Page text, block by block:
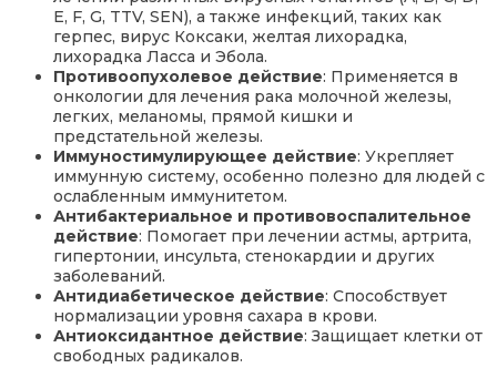
E, F, G, TTV, SEN), а также инфекций, таких как
герпес, вирус Коксаки, желтая лихорадка,
лихорадка Ласса и Эбола.
Противоопухолевое действие: Применяется в
онкологии для лечения рака молочной железы,
легких, меланомы, прямой кишки и
предстательной железы.
Иммуностимулирующее действие: Укрепляет
иммунную систему, особенно полезно для людей с
ослабленным иммунитетом.
Антибактериальное и противовоспалительное
действие: Помогает при лечении астмы, артрита,
гипертонии, инсульта, стенокардии и других
заболеваний.
Антидиабетическое действие: Способствует
нормализации уровня сахара в крови.
Антиоксидантное действие: Защищает клетки от
свободных радикалов.